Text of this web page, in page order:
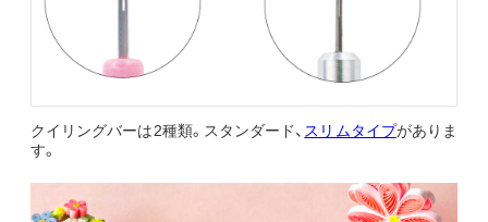
クイリングバーは2種類。スタンダード、 スリムタイプがありま
す。